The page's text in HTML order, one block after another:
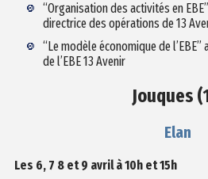
“Organisation des activités en
directrice des opérations de 13
“Le modèle économique de
de l’EBE 13 Avenir
Jouques
Elan
Les 6, 7 8 et 9 avril à 10h et 15h